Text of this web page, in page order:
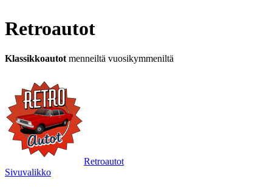
Retroautot
Klassikkoautot menneiltä vuosikymmeniltä
Retroautot
Sivuvalikko